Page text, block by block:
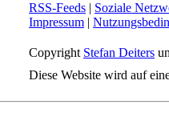
RSS-Feeds | Soziale
Impressum |
Copyright Stefan Deiters
Diese Website wird auf